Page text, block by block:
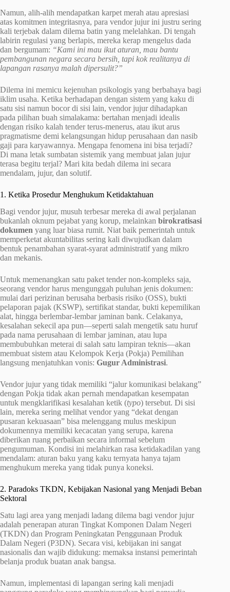
Namun, alih-alih mendapatkan karpet merah atau apresiasi
atas komitmen integritasnya, para vendor jujur ini justru sering
kali terjebak dalam dilema batin yang melelahkan. Di tengah
labirin regulasi yang berlapis, mereka kerap mengelus dada
dan bergumam: “Kami ini mau ikut aturan, mau bantu
pembangunan negara secara bersih, tapi kok realitanya di
lapangan rasanya malah dipersulit?”
Dilema ini memicu kejenuhan psikologis yang berbahaya bagi
iklim usaha. Ketika berhadapan dengan sistem yang kaku di
satu sisi namun bocor di sisi lain, vendor jujur dihadapkan
pada pilihan buah simalakama: bertahan menjadi idealis
dengan risiko kalah tender terus-menerus, atau ikut arus
pragmatisme demi kelangsungan hidup perusahaan dan nasib
gaji para karyawannya. Mengapa fenomena ini bisa terjadi?
Di mana letak sumbatan sistemik yang membuat jalan jujur
terasa begitu terjal? Mari kita bedah dilema ini secara
mendalam, jujur, dan solutif.
1. Ketika Prosedur Menghukum Ketidaktahuan
Bagi vendor jujur, musuh terbesar mereka di awal perjalanan
bukanlah oknum pejabat yang korup, melainkan birokratisasi
dokumen yang luar biasa rumit. Niat baik pemerintah untuk
memperketat akuntabilitas sering kali diwujudkan dalam
bentuk penambahan syarat-syarat administratif yang mikro
dan mekanis.
Untuk memenangkan satu paket tender non-kompleks saja,
seorang vendor harus mengunggah puluhan jenis dokumen:
mulai dari perizinan berusaha berbasis risiko (OSS), bukti
pelaporan pajak (KSWP), sertifikat standar, bukti kepemilikan
alat, hingga berlembar-lembar jaminan bank. Celakanya,
kesalahan sekecil apa pun—seperti salah mengetik satu huruf
pada nama perusahaan di lembar jaminan, atau lupa
membubuhkan meterai di salah satu lampiran teknis—akan
membuat sistem atau Kelompok Kerja (Pokja) Pemilihan
langsung menjatuhkan vonis: Gugur Administrasi.
Vendor jujur yang tidak memiliki “jalur komunikasi belakang”
dengan Pokja tidak akan pernah mendapatkan kesempatan
untuk mengklarifikasi kesalahan ketik (typo) tersebut. Di sisi
lain, mereka sering melihat vendor yang “dekat dengan
pusaran kekuasaan” bisa melenggang mulus meskipun
dokumennya memiliki kecacatan yang serupa, karena
diberikan ruang perbaikan secara informal sebelum
pengumuman. Kondisi ini melahirkan rasa ketidakadilan yang
mendalam: aturan baku yang kaku ternyata hanya tajam
menghukum mereka yang tidak punya koneksi.
2. Paradoks TKDN, Kebijakan Nasional yang Menjadi Beban
Sektoral
Satu lagi area yang menjadi ladang dilema bagi vendor jujur
adalah penerapan aturan Tingkat Komponen Dalam Negeri
(TKDN) dan Program Peningkatan Penggunaan Produk
Dalam Negeri (P3DN). Secara visi, kebijakan ini sangat
nasionalis dan wajib didukung: memaksa instansi pemerintah
belanja produk buatan anak bangsa.
Namun, implementasi di lapangan sering kali menjadi